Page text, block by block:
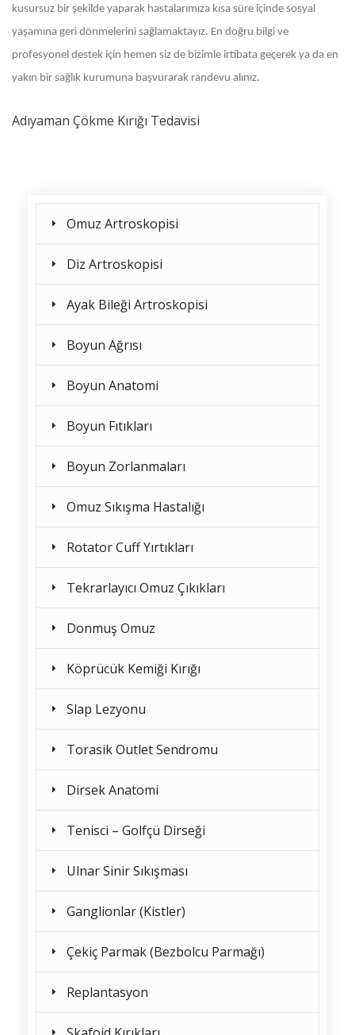
kusursuz bir şekilde yaparak hastalarımıza kısa süre içinde sosyal
yaşamına geri dönmelerini sağlamaktayız. En doğru bilgi ve
profesyonel destek için hemen siz de bizimle irtibata geçerek ya da en
yakın bir sağlık kurumuna başvurarak randevu alınız.
Adıyaman Çökme Kırığı Tedavisi
Omuz Artroskopisi
Diz Artroskopisi
Ayak Bileği Artroskopisi
Boyun Ağrısı
Boyun Anatomi
Boyun Fıtıkları
Boyun Zorlanmaları
Omuz Sıkışma Hastalığı
Rotator Cuff Yırtıkları
Tekrarlayıcı Omuz Çıkıkları
Donmuş Omuz
Köprücük Kemiği Kırığı
Slap Lezyonu
Torasik Outlet Sendromu
Dirsek Anatomi
Tenisci – Golfçü Dirseği
Ulnar Sinir Sıkışması
Ganglionlar (Kistler)
Çekiç Parmak (Bezbolcu Parmağı)
Replantasyon